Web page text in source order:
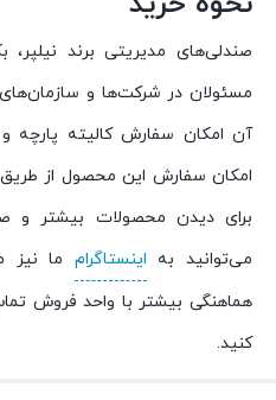
صندلی‌های مدیریتی برند
مسئولان در شرکت‌ها و
آن امکان سفارش کالیته
امکان سفارش این محصول از
می‌توانید به اینستاگرام ما نیز
هماهنگی بیشتر با واحد فروش
کنید.